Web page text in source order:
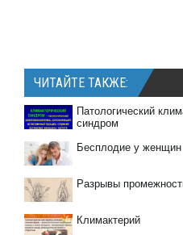
ЧИТАЙТЕ ТАКЖЕ:
Патологический
синдром
Бесплодие у женщин
Разрывы
Климактерий